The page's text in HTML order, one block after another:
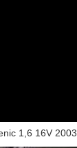
1,6 16V 2003